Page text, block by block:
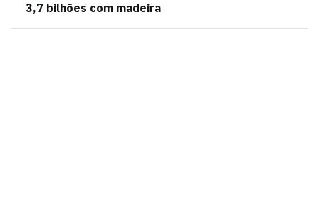
3,7 bilhões com madeira